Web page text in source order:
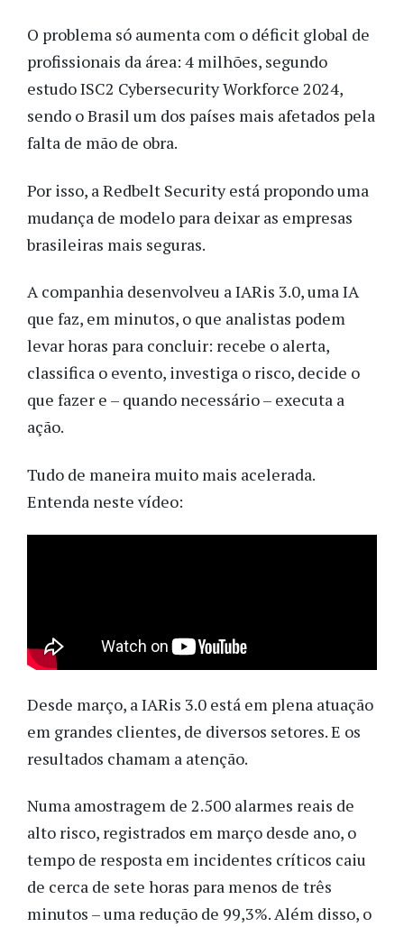
O problema só aumenta com o déficit global de
profissionais da área: 4 milhões, segundo
estudo ISC2 Cybersecurity Workforce 2024,
sendo o Brasil um dos países mais afetados pela
falta de mão de obra.
Por isso, a Redbelt Security está propondo uma
mudança de modelo para deixar as empresas
brasileiras mais seguras.
A companhia desenvolveu a IARis 3.0, uma IA
que faz, em minutos, o que analistas podem
levar horas para concluir: recebe o alerta,
classifica o evento, investiga o risco, decide o
que fazer e – quando necessário – executa a
ação.
Tudo de maneira muito mais acelerada.
Entenda neste vídeo:
Desde março, a IARis 3.0 está em plena atuação
em grandes clientes, de diversos setores. E os
resultados chamam a atenção.
Numa amostragem de 2.500 alarmes reais de
alto risco, registrados em março desde ano, o
tempo de resposta em incidentes críticos caiu
de cerca de sete horas para menos de três
minutos – uma redução de 99,3%. Além disso, o